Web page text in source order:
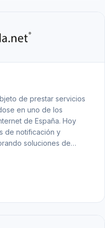
de prestar servicios
en uno de los
de España. Hoy
de notificación y
soluciones de